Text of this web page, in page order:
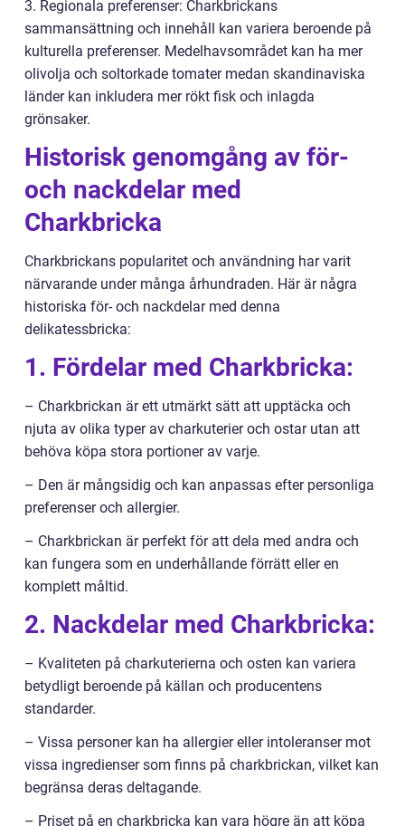
3. Regionala preferenser: Charkbrickans
sammansättning och innehåll kan variera beroende på
kulturella preferenser. Medelhavsområdet kan ha mer
olivolja och soltorkade tomater medan skandinaviska
länder kan inkludera mer rökt fisk och inlagda
grönsaker.
Historisk genomgång av för-
och nackdelar med
Charkbricka
Charkbrickans popularitet och användning har varit
närvarande under många århundraden. Här är några
historiska för- och nackdelar med denna
delikatessbricka:
1. Fördelar med Charkbricka:
– Charkbrickan är ett utmärkt sätt att upptäcka och
njuta av olika typer av charkuterier och ostar utan att
behöva köpa stora portioner av varje.
– Den är mångsidig och kan anpassas efter personliga
preferenser och allergier.
– Charkbrickan är perfekt för att dela med andra och
kan fungera som en underhållande förrätt eller en
komplett måltid.
2. Nackdelar med Charkbricka:
– Kvaliteten på charkuterierna och osten kan variera
betydligt beroende på källan och producentens
standarder.
– Vissa personer kan ha allergier eller intoleranser mot
vissa ingredienser som finns på charkbrickan, vilket kan
begränsa deras deltagande.
– Priset på en charkbricka kan vara högre än att köpa